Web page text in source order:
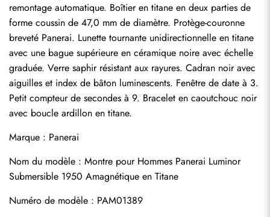
remontage automatique. Boîtier en titane en deux parties de
forme coussin de 47,0 mm de diamètre. Protège-couronne
breveté Panerai. Lunette tournante unidirectionnelle en titane
avec une bague supérieure en céramique noire avec échelle
graduée. Verre saphir résistant aux rayures. Cadran noir avec
aiguilles et index de bâton luminescents. Fenêtre de date à 3.
Petit compteur de secondes à 9. Bracelet en caoutchouc noir
avec boucle ardillon en titane.
Marque : Panerai
Nom du modèle : Montre pour Hommes Panerai Luminor
Submersible 1950 Amagnétique en Titane
Numéro de modèle : PAM01389